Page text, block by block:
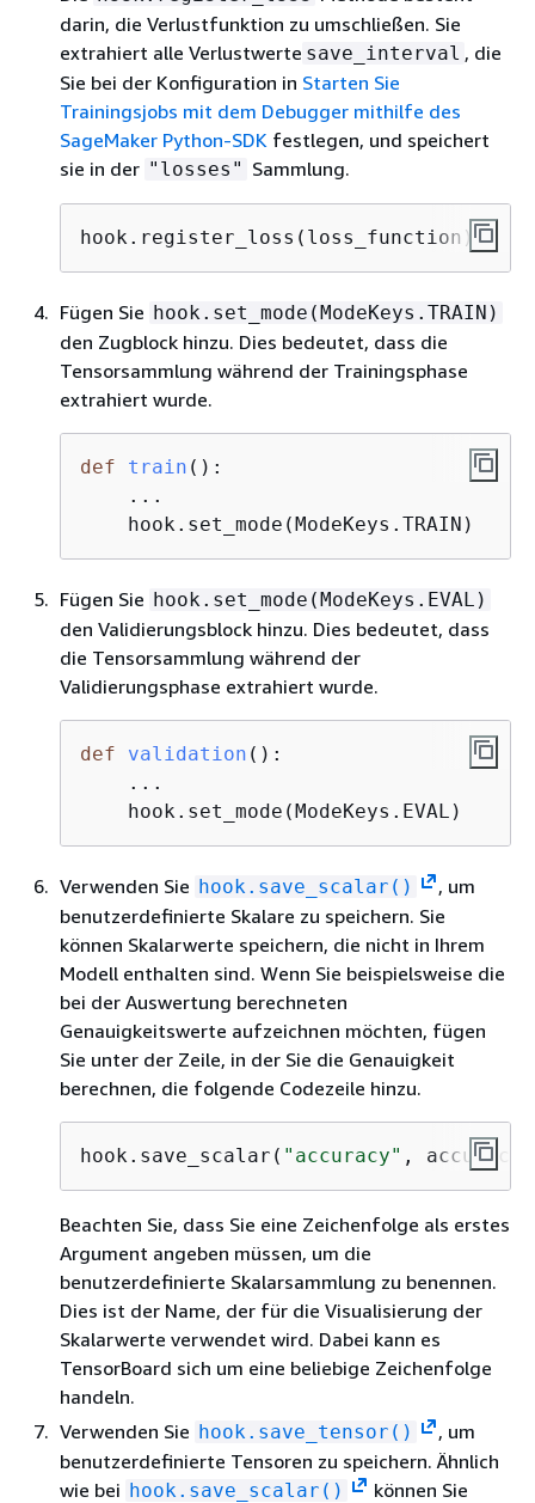
darin, die Verlustfunktion zu umschließen. Sie
extrahiert alle Verlustwerte save_interval , die
Sie bei der Konfiguration in Starten Sie
Trainingsjobs mit dem Debugger mithilfe des
SageMaker Python-SDK festlegen, und speichert
sie in der "losses" Sammlung.
hook.register_loss(loss_function)
Fügen Sie hook.set_mode(ModeKeys.TRAIN)
den Zugblock hinzu. Dies bedeutet, dass die
Tensorsammlung während der Trainingsphase
extrahiert wurde.
def train ():
    ...
    hook.set_mode(ModeKeys.TRAIN)
Fügen Sie hook.set_mode(ModeKeys.EVAL)
den Validierungsblock hinzu. Dies bedeutet, dass
die Tensorsammlung während der
Validierungsphase extrahiert wurde.
def validation ():
    ...
    hook.set_mode(ModeKeys.EVAL)
Verwenden Sie hook.save_scalar()
, um
benutzerdefinierte Skalare zu speichern. Sie
können Skalarwerte speichern, die nicht in Ihrem
Modell enthalten sind. Wenn Sie beispielsweise die
bei der Auswertung berechneten
Genauigkeitswerte aufzeichnen möchten, fügen
Sie unter der Zeile, in der Sie die Genauigkeit
berechnen, die folgende Codezeile hinzu.
hook.save_scalar( "accuracy" , accuracy)
Beachten Sie, dass Sie eine Zeichenfolge als erstes
Argument angeben müssen, um die
benutzerdefinierte Skalarsammlung zu benennen.
Dies ist der Name, der für die Visualisierung der
Skalarwerte verwendet wird. Dabei kann es
TensorBoard sich um eine beliebige Zeichenfolge
handeln.
Verwenden Sie hook.save_tensor()
, um
benutzerdefinierte Tensoren zu speichern. Ähnlich
wie bei hook.save_scalar() können Sie